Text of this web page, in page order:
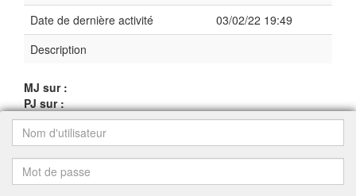
Date de dernière activité
03/02/22 19:49
Description
MJ sur :
PJ sur :